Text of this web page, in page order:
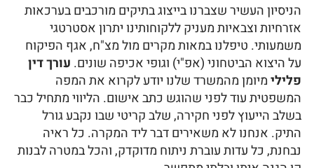
הניסיון העשיר שצברנו בייצוג בתיקים מורכבים בערכאות
אזרחיות וצבאיות מעניק ללקוחותינו יתרון אסטרטגי
משמעותי. טיפלנו במאות מקרים מול מצ"ח, אגף הפיקוח
על היצוא הביטחוני (אפ"י) וגופי אכיפה שונים. עורך דין
פלילימיומן מהמשרד שלנו יודע לקרוא את המפה
המשפטית עוד לפני שהוגש כתב אישום. הליווי מתחיל כבר
בשלב הייעוץ לפני חקירה, שלב קריטי שבו נקבע גורל
התיק. אנחנו לא משאירים דבר ליד המקרה. כל ראיה
נבחנת, כל עדות עוברת ניתוח מדוקדק, והכל במטרה לבנות